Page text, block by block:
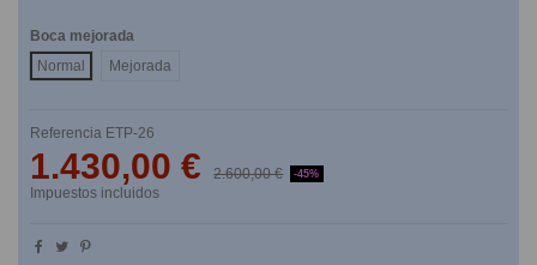
Boca mejorada
Normal
Mejorada
Referencia ETP-26
1.430,00 € 2.600,00 € -45%
Impuestos incluidos